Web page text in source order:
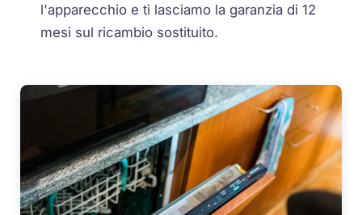
l'apparecchio e ti lasciamo la garanzia di 12
mesi sul ricambio sostituito.